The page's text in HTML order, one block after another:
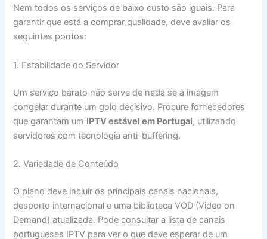
Nem todos os serviços de baixo custo são iguais. Para
garantir que está a comprar qualidade, deve avaliar os
seguintes pontos:
1. Estabilidade do Servidor
Um serviço barato não serve de nada se a imagem
congelar durante um golo decisivo. Procure fornecedores
que garantam um IPTV estável em Portugal, utilizando
servidores com tecnologia anti-buffering.
2. Variedade de Conteúdo
O plano deve incluir os principais canais nacionais,
desporto internacional e uma biblioteca VOD (Video on
Demand) atualizada. Pode consultar a lista de canais
portugueses IPTV para ver o que deve esperar de um